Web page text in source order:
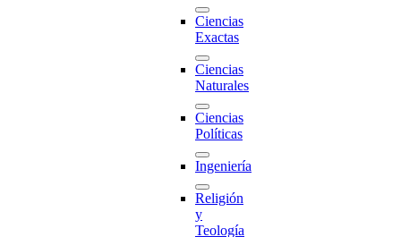
Ciencias
Exactas
Ciencias
Naturales
Ciencias
Políticas
Ingeniería
Religión
y
Teología